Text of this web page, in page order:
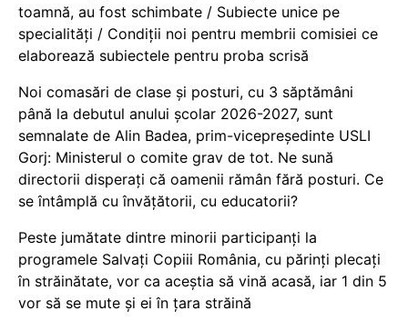
toamnă, au fost schimbate / Subiecte unice pe
specialități / Condiții noi pentru membrii comisiei ce
elaborează subiectele pentru proba scrisă
Noi comasări de clase și posturi, cu 3 săptămâni
până la debutul anului școlar 2026-2027, sunt
semnalate de Alin Badea, prim-vicepreședinte USLI
Gorj: Ministerul o comite grav de tot. Ne sună
directorii disperați că oamenii rămân fără posturi. Ce
se întâmplă cu învățătorii, cu educatorii?
Peste jumătate dintre minorii participanți la
programele Salvați Copiii România, cu părinți plecați
în străinătate, vor ca aceștia să vină acasă, iar 1 din 5
vor să se mute și ei în țara străină